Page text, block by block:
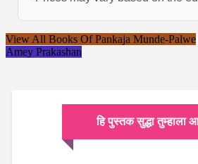
View All Books Of Pankaja Munde-Palwe
Amey Prakashan
हि पुस्तक सुद्धा तुम्हाला